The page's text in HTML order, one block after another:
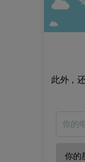
此外，